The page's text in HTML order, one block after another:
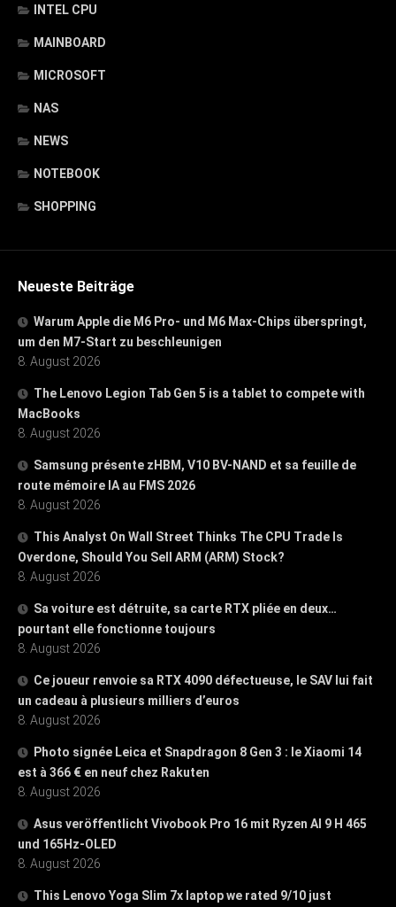
INTEL CPU
MAINBOARD
MICROSOFT
NAS
NEWS
NOTEBOOK
SHOPPING
Neueste Beiträge
Warum Apple die M6 Pro- und M6 Max-Chips überspringt,
um den M7-Start zu beschleunigen
8. August 2026
The Lenovo Legion Tab Gen 5 is a tablet to compete with
MacBooks
8. August 2026
Samsung présente zHBM, V10 BV-NAND et sa feuille de
route mémoire IA au FMS 2026
8. August 2026
This Analyst On Wall Street Thinks The CPU Trade Is
Overdone, Should You Sell ARM (ARM) Stock?
8. August 2026
Sa voiture est détruite, sa carte RTX pliée en deux…
pourtant elle fonctionne toujours
8. August 2026
Ce joueur renvoie sa RTX 4090 défectueuse, le SAV lui fait
un cadeau à plusieurs milliers d’euros
8. August 2026
Photo signée Leica et Snapdragon 8 Gen 3 : le Xiaomi 14
est à 366 € en neuf chez Rakuten
8. August 2026
Asus veröffentlicht Vivobook Pro 16 mit Ryzen AI 9 H 465
und 165Hz-OLED
8. August 2026
This Lenovo Yoga Slim 7x laptop we rated 9/10 just